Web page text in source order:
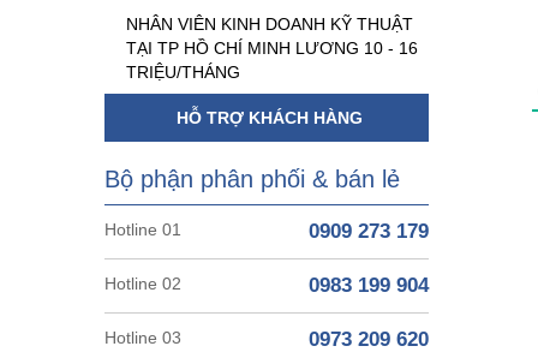
NHÂN VIÊN KINH DOANH KỸ THUẬT
TẠI TP HỒ CHÍ MINH LƯƠNG 10 - 16
TRIỆU/THÁNG
HỖ TRỢ KHÁCH HÀNG
Bộ phận phân phối & bán lẻ
Hotline 01 0909 273 179
Hotline 02 0983 199 904
Hotline 03 0973 209 620